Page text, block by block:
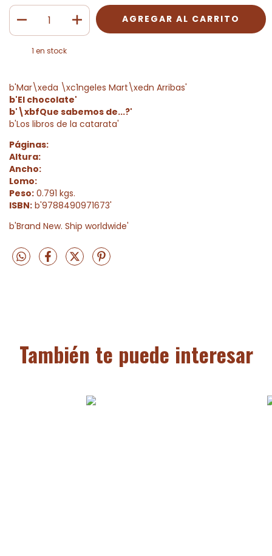
1 en stock
b'Mar\xeda \xc1ngeles Mart\xedn Arribas'
b'El chocolate'
b'\xbfQue sabemos de...?'
b'Los libros de la catarata'
Páginas:
Altura:
Ancho:
Lomo:
Peso: 0.791 kgs.
ISBN: b'9788490971673'
b'Brand New. Ship worldwide'
También te puede interesar